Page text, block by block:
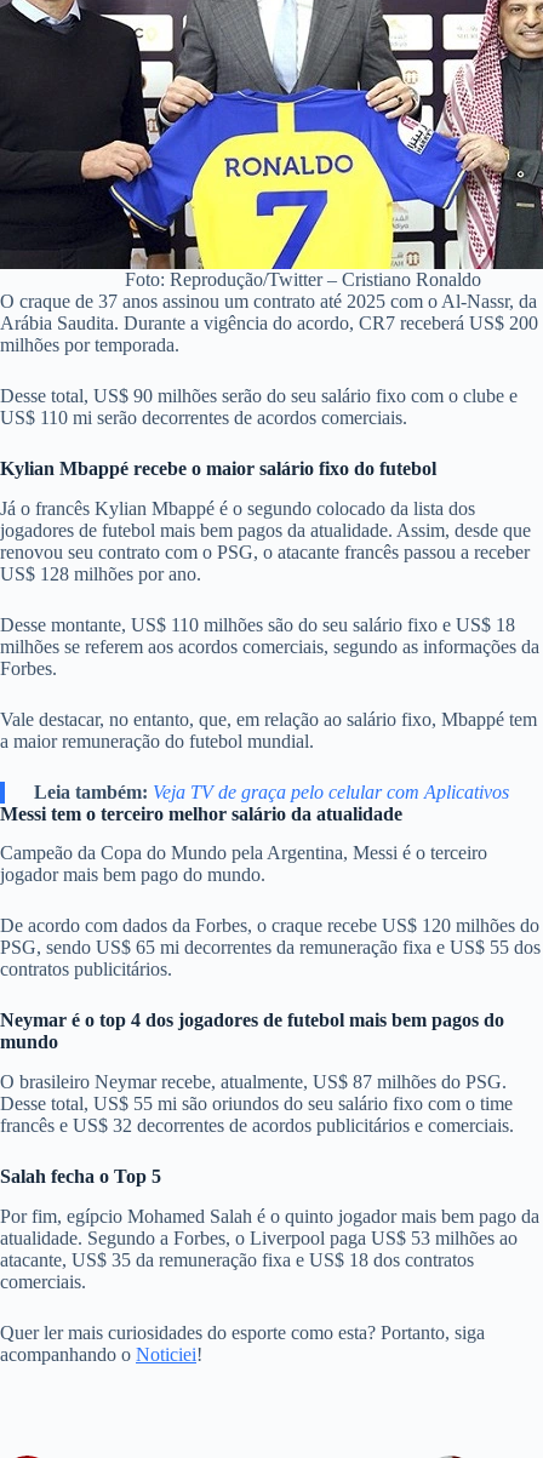
Foto: Reprodução/Twitter – Cristiano Ronaldo
O craque de 37 anos assinou um contrato até 2025 com o Al-Nassr, da
Arábia Saudita. Durante a vigência do acordo, CR7 receberá US$ 200
milhões por temporada.
Desse total, US$ 90 milhões serão do seu salário fixo com o clube e
US$ 110 mi serão decorrentes de acordos comerciais.
Kylian Mbappé recebe o maior salário fixo do futebol
Já o francês Kylian Mbappé é o segundo colocado da lista dos
jogadores de futebol mais bem pagos da atualidade. Assim, desde que
renovou seu contrato com o PSG, o atacante francês passou a receber
US$ 128 milhões por ano.
Desse montante, US$ 110 milhões são do seu salário fixo e US$ 18
milhões se referem aos acordos comerciais, segundo as informações da
Forbes.
Vale destacar, no entanto, que, em relação ao salário fixo, Mbappé tem
a maior remuneração do futebol mundial.
Leia também: Veja TV de graça pelo celular com Aplicativos
Messi tem o terceiro melhor salário da atualidade
Campeão da Copa do Mundo pela Argentina, Messi é o terceiro
jogador mais bem pago do mundo.
De acordo com dados da Forbes, o craque recebe US$ 120 milhões do
PSG, sendo US$ 65 mi decorrentes da remuneração fixa e US$ 55 dos
contratos publicitários.
Neymar é o top 4 dos jogadores de futebol mais bem pagos do
mundo
O brasileiro Neymar recebe, atualmente, US$ 87 milhões do PSG.
Desse total, US$ 55 mi são oriundos do seu salário fixo com o time
francês e US$ 32 decorrentes de acordos publicitários e comerciais.
Salah fecha o Top 5
Por fim, egípcio Mohamed Salah é o quinto jogador mais bem pago da
atualidade. Segundo a Forbes, o Liverpool paga US$ 53 milhões ao
atacante, US$ 35 da remuneração fixa e US$ 18 dos contratos
comerciais.
Quer ler mais curiosidades do esporte como esta? Portanto, siga
acompanhando o Noticiei!